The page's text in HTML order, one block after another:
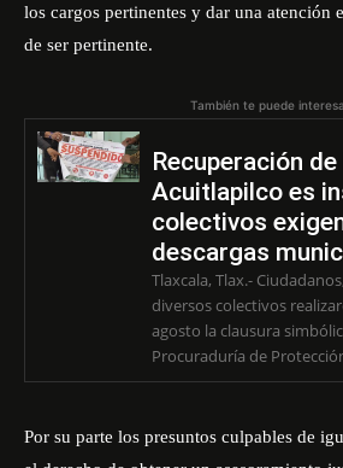
los cargos pertinentes y dar una atención
de ser pertinente.
También te puede
Recuperación
Acuitlapilco es
colectivos
descargas
Tlaxcala, Tlax.-
diversos colectivos
agosto la clausura
Procuraduría de
Por su parte los presuntos culpables de